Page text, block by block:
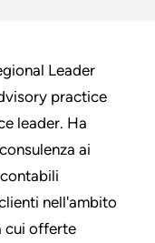
Leader
practice
leader. Ha
ai
nell'ambito
cui offerte